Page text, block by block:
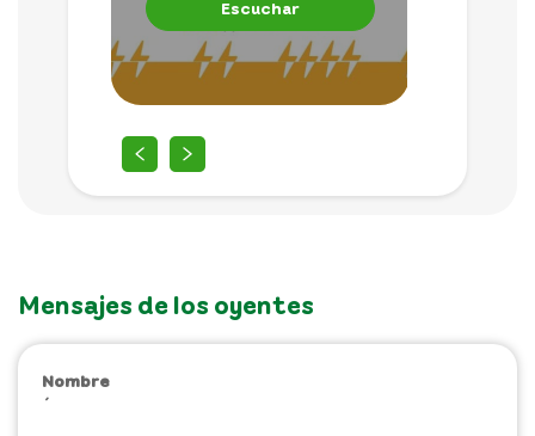
Escuchar
Mensajes de los oyentes
Nombre
Ángela Hoyos